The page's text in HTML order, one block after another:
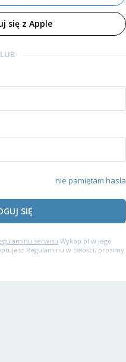
się z Apple
LUB
nie pamiętam hasła
SIĘ
serwisu Wykop.pl w jego
Regulaminu w całości, prosimy